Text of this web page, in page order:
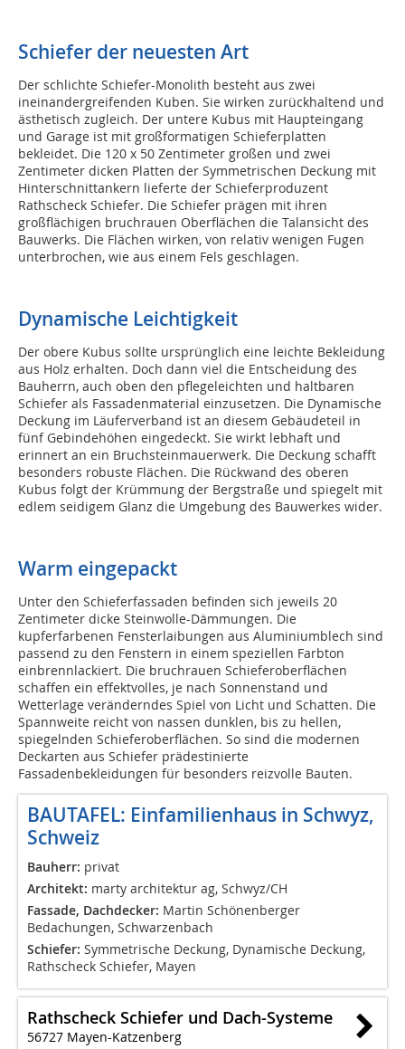
Schiefer der neuesten Art
Der schlichte Schiefer-Monolith besteht aus zwei
ineinandergreifenden Kuben. Sie wirken zurückhaltend und
ästhetisch zugleich. Der untere Kubus mit Haupteingang
und Garage ist mit großformatigen Schieferplatten
bekleidet. Die 120 x 50 Zentimeter großen und zwei
Zentimeter dicken Platten der Symmetrischen Deckung mit
Hinterschnittankern lieferte der Schieferproduzent
Rathscheck Schiefer. Die Schiefer prägen mit ihren
großflächigen bruchrauen Oberflächen die Talansicht des
Bauwerks. Die Flächen wirken, von relativ wenigen Fugen
unterbrochen, wie aus einem Fels geschlagen.
Dynamische Leichtigkeit
Der obere Kubus sollte ursprünglich eine leichte Bekleidung
aus Holz erhalten. Doch dann viel die Entscheidung des
Bauherrn, auch oben den pflegeleichten und haltbaren
Schiefer als Fassadenmaterial einzusetzen. Die Dynamische
Deckung im Läuferverband ist an diesem Gebäudeteil in
fünf Gebindehöhen eingedeckt. Sie wirkt lebhaft und
erinnert an ein Bruchsteinmauerwerk. Die Deckung schafft
besonders robuste Flächen. Die Rückwand des oberen
Kubus folgt der Krümmung der Bergstraße und spiegelt mit
edlem seidigem Glanz die Umgebung des Bauwerkes wider.
Warm eingepackt
Unter den Schieferfassaden befinden sich jeweils 20
Zentimeter dicke Steinwolle-Dämmungen. Die
kupferfarbenen Fensterlaibungen aus Aluminiumblech sind
passend zu den Fenstern in einem speziellen Farbton
einbrennlackiert. Die bruchrauen Schieferoberflächen
schaffen ein effektvolles, je nach Sonnenstand und
Wetterlage veränderndes Spiel von Licht und Schatten. Die
Spannweite reicht von nassen dunklen, bis zu hellen,
spiegelnden Schieferoberflächen. So sind die modernen
Deckarten aus Schiefer prädestinierte
Fassadenbekleidungen für besonders reizvolle Bauten.
BAUTAFEL: Einfamilienhaus in Schwyz,
Schweiz
Bauherr: privat
Architekt: marty architektur ag, Schwyz/CH
Fassade, Dachdecker: Martin Schönenberger
Bedachungen, Schwarzenbach
Schiefer: Symmetrische Deckung, Dynamische Deckung,
Rathscheck Schiefer, Mayen
Rathscheck Schiefer und Dach-Systeme
56727 Mayen-Katzenberg